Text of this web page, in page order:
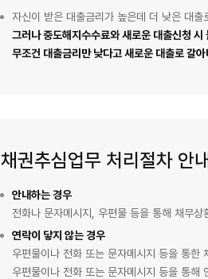
자신이 받은 대출금리가 높은데 더 낮은 대
그러나 중도해지수수료와 새로운 대출신청
무조건 대출금리만 낮다고 새로운 대출로 갈
채권추심업무 처리절차 안
안내하는 경우
전화나 문자메시지, 우편물 등을 통해 채무
연락이 닿지 않는 경우
우편물이나 전화 또는 문자메시지 등을 통한
우편물이나 전화 또는 문자메시지 등을 통해